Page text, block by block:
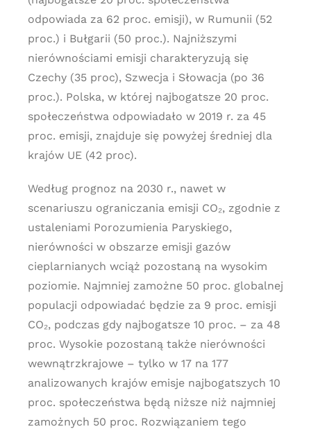
odpowiada za 62 proc. emisji), w Rumunii (52
proc.) i Bułgarii (50 proc.). Najniższymi
nierównościami emisji charakteryzują się
Czechy (35 proc), Szwecja i Słowacja (po 36
proc.). Polska, w której najbogatsze 20 proc.
społeczeństwa odpowiadało w 2019 r. za 45
proc. emisji, znajduje się powyżej średniej dla
krajów UE (42 proc).
Według prognoz na 2030 r., nawet w
scenariuszu ograniczania emisji CO₂, zgodnie z
ustaleniami Porozumienia Paryskiego,
nierówności w obszarze emisji gazów
cieplarnianych wciąż pozostaną na wysokim
poziomie. Najmniej zamożne 50 proc. globalnej
populacji odpowiadać będzie za 9 proc. emisji
CO₂, podczas gdy najbogatsze 10 proc. – za 48
proc. Wysokie pozostaną także nierówności
wewnątrzkrajowe – tylko w 17 na 177
analizowanych krajów emisje najbogatszych 10
proc. społeczeństwa będą niższe niż najmniej
zamożnych 50 proc. Rozwiązaniem tego